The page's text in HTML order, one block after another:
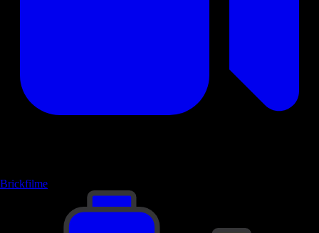
Brickfilme